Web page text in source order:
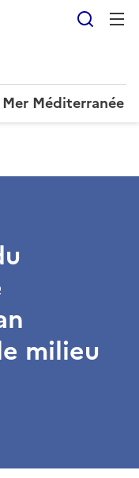
Méditerranée
milieu